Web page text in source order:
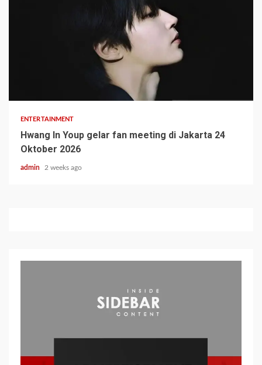
ENTERTAINMENT
Hwang In Youp gelar fan meeting di Jakarta 24
Oktober 2026
admin 2 weeks ago